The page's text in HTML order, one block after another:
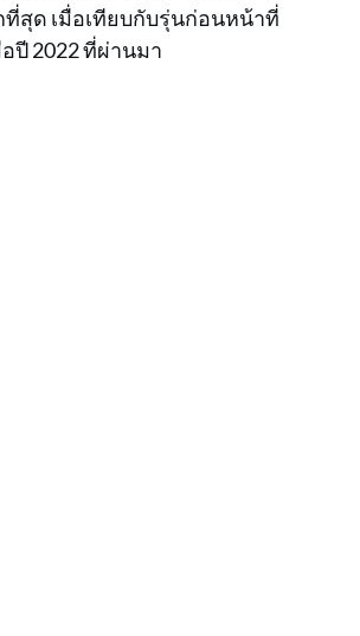
สุด เมื่อเทียบกับรุ่นก่อนหน้าที่
ปี 2022 ที่ผ่านมา